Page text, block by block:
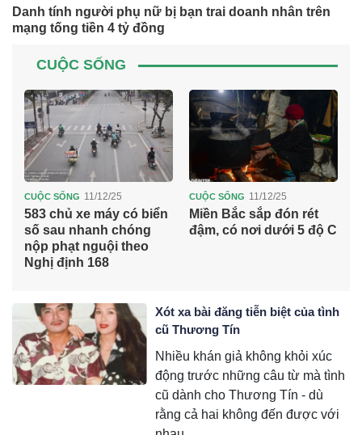
Danh tính người phụ nữ bị bạn trai doanh nhân trên
mạng tống tiền 4 tỷ đồng
CUỘC SỐNG
CUỘC SỐNG 11/12/25
583 chủ xe máy có biển
số sau nhanh chóng
nộp phạt nguội theo
Nghị định 168
CUỘC SỐNG 11/12/25
Miền Bắc sắp đón rét
đậm, có nơi dưới 5 độ C
Xót xa bài đăng tiễn biệt của tình
cũ Thương Tín
Nhiều khán giả không khỏi xúc
động trước những câu từ mà tình
cũ dành cho Thương Tín - dù
rằng cả hai không đến được với